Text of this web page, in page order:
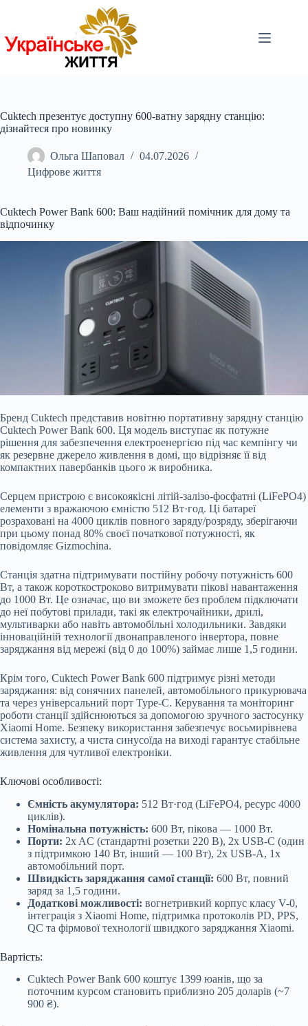
Cuktech презентує доступну 600-ватну зарядну станцію:
дізнайтеся про новинку
Ольга Шаповал
04.07.2026
Цифрове життя
Cuktech Power Bank 600: Ваш надійний помічник для дому та
відпочинку
Бренд Cuktech представив новітню портативну зарядну станцію
Cuktech Power Bank 600. Ця модель виступає як потужне
рішення для забезпечення електроенергією під час кемпінгу чи
як резервне джерело живлення в домі, що відрізняє її від
компактних павербанків цього ж виробника.
Серцем пристрою є високоякісні літій-залізо-фосфатні (LiFePO4)
елементи з вражаючою ємністю 512 Вт·год. Ці батареї
розраховані на 4000 циклів повного заряду/розряду, зберігаючи
при цьому понад 80% своєї початкової потужності, як
повідомляє Gizmochina.
Станція здатна підтримувати постійну робочу потужність 600
Вт, а також короткостроково витримувати пікові навантаження
до 1000 Вт. Це означає, що ви зможете без проблем підключати
до неї побутові прилади, такі як електрочайники, дрилі,
мультиварки або навіть автомобільні холодильники. Завдяки
інноваційній технології двонаправленого інвертора, повне
заряджання від мережі (від 0 до 100%) займає лише 1,5 години.
Крім того, Cuktech Power Bank 600 підтримує різні методи
заряджання: від сонячних панелей, автомобільного прикурювача
та через універсальний порт Type-C. Керування та моніторинг
роботи станції здійснюються за допомогою зручного застосунку
Xiaomi Home. Безпеку використання забезпечує восьмирівнева
система захисту, а чиста синусоїда на виході гарантує стабільне
живлення для чутливої електроніки.
Ключові особливості:
Ємність акумулятора: 512 Вт·год (LiFePO4, ресурс 4000
циклів).
Номінальна потужність: 600 Вт, пікова — 1000 Вт.
Порти: 2x AC (стандартні розетки 220 В), 2x USB-C (один
з підтримкою 140 Вт, інший — 100 Вт), 2x USB-A, 1x
автомобільний порт.
Швидкість заряджання самої станції: 600 Вт, повний
заряд за 1,5 години.
Додаткові можливості: вогнетривкий корпус класу V-0,
інтеграція з Xiaomi Home, підтримка протоколів PD, PPS,
QC та фірмової технології швидкого заряджання Xiaomi.
Вартість:
Cuktech Power Bank 600 коштує 1399 юанів, що за
поточним курсом становить приблизно 205 доларів (~7
900 ₴).